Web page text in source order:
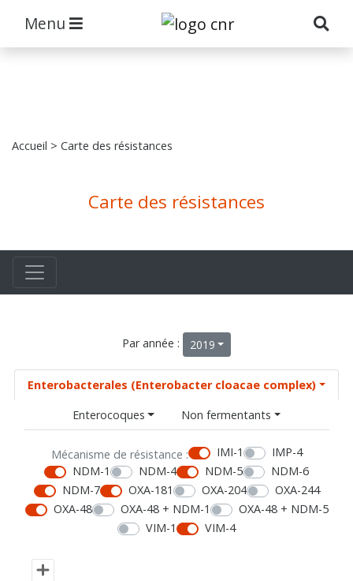
Menu
Accueil > Carte des résistances
Carte des résistances
Par année : 2019
Enterobacterales (Enterobacter cloacae complex)
Enterocoques
Non fermentants
Mécanisme de résistance : IMI-1
IMP-4
NDM-1
NDM-4 NDM-5
NDM-6
NDM-7
OXA-181 OXA-204
OXA-244
OXA-48
OXA-48 + NDM-1
OXA-48 + NDM-5
VIM-1
VIM-4